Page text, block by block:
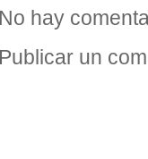
No hay
Publicar un